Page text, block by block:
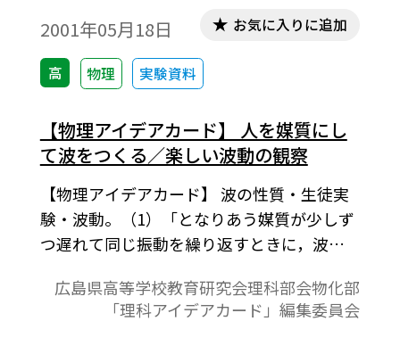
2001年05月18日
高 物理 実験資料
お気に入りに追加
【物理アイデアカード】 人を媒質にし
て波をつくる／楽しい波動の観察
【物理アイデアカード】 波の性質・生徒実
験・波動。（1）「となりあう媒質が少しず
つ遅れて同じ振動を繰り返すときに，波が
解させる。予想以上の効果があり，また興
味づけとしても有効であろう。ここでは最
広島県高等学校教育研究会理科部会物化部
「理科アイデアカード」編集委員会